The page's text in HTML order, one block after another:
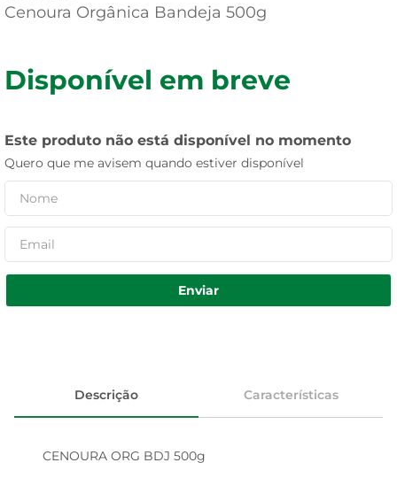
Cenoura Orgânica Bandeja 500g
Disponível em breve
Este produto não está disponível no momento
Quero que me avisem quando estiver disponível
Enviar
Descrição Características
CENOURA ORG BDJ 500g